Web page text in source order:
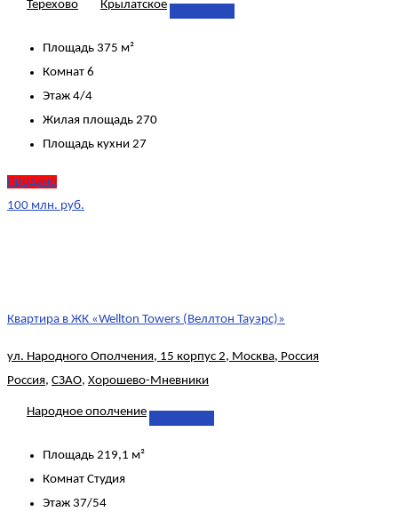
Терехово Крылатское
Площадь 375 м²
Комнат 6
Этаж 4/4
Жилая площадь 270
Площадь кухни 27
Продано
100 млн. руб.
Квартира в ЖК «Wellton Towers (Веллтон Тауэрс)»
ул. Народного Ополчения, 15 корпус 2, Москва, Россия
Россия, СЗАО, Хорошево-Мневники
Народное ополчение
Площадь 219,1 м²
Комнат Студия
Этаж 37/54